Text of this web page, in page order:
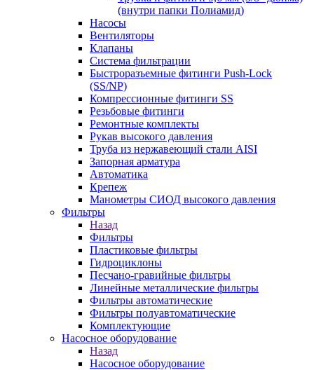
(внутри папки Полиамид)
Насосы
Вентиляторы
Клапаны
Система фильтрации
Быстроразъемные фитинги Push-Lock
(SS/NP)
Компрессионные фитинги SS
Резьбовые фитинги
Ремонтные комплекты
Рукав высокого давления
Труба из нержавеющий стали AISI
Запорная арматура
Автоматика
Крепеж
Манометры СИОД высокого давления
Фильтры
Назад
Фильтры
Пластиковые фильтры
Гидроциклоны
Песчано-гравийные фильтры
Линейные металлические фильтры
Фильтры автоматические
Фильтры полуавтоматические
Комплектующие
Насосное оборудование
Назад
Насосное оборудование